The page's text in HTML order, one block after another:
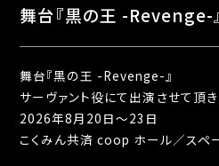
舞台『黒の王 -Revenge-
舞台『黒の王 -Revenge-』
サーヴァント役にて出演させて頂き
2026年8月20日〜23日
こくみん共済 coop ホール／スペ